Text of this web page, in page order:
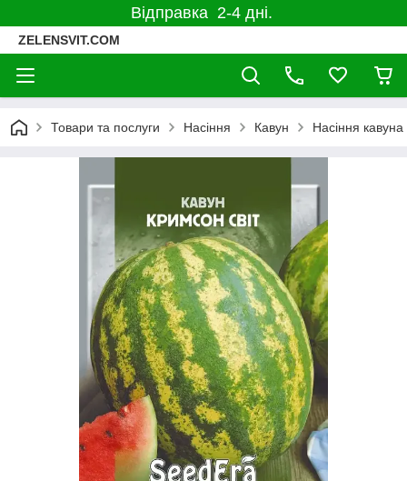
Відправка 2-4 дні.
ZELENSVIT.COM
Товари та послуги Насіння Кавун Насіння